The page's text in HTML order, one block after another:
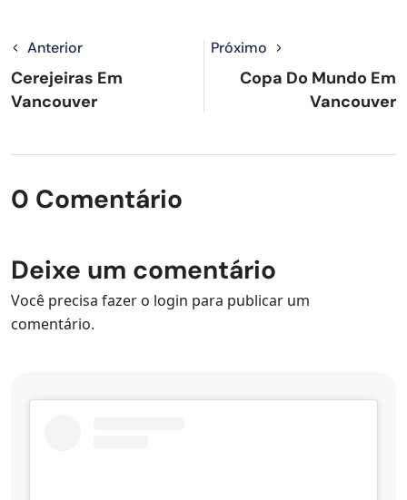
Anterior
Cerejeiras Em
Vancouver
Próximo
Copa Do Mundo Em
Vancouver
0 Comentário
Deixe um comentário
Você precisa fazer o login para publicar um
comentário.